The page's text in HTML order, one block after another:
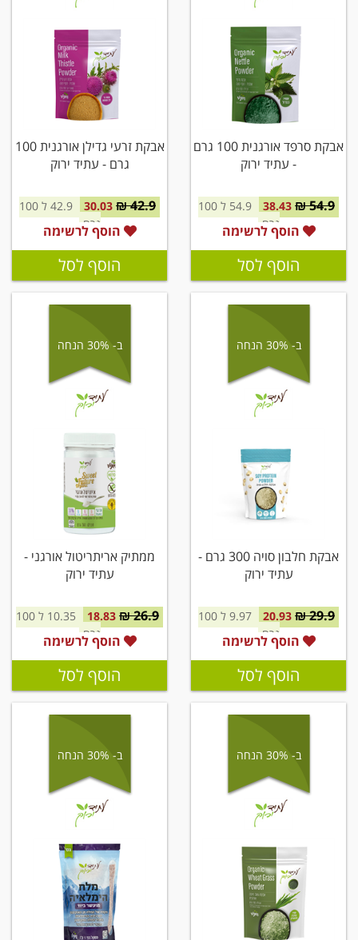
אבקת סרפד אורגנית 100 גרם
- עתיד ירוק
54.9 ₪
38.43
54.9 ל 100
גרם
הוסף לרשימה
הוסף לסל
אבקת זרעי גדילן אורגנית 100
גרם - עתיד ירוק
42.9 ₪
30.03
42.9 ל 100
גרם
הוסף לרשימה
הוסף לסל
ב- 30% הנחה
אבקת חלבון סויה 300 גרם -
עתיד ירוק
29.9 ₪
20.93
9.97 ל 100
גרם
הוסף לרשימה
הוסף לסל
ב- 30% הנחה
ממתיק אריתריטול אורגני -
עתיד ירוק
26.9 ₪
18.83
10.35 ל 100
גרם
הוסף לרשימה
הוסף לסל
ב- 30% הנחה ב- 30% הנחה